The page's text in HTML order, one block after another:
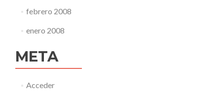
febrero 2008
enero 2008
META
Acceder